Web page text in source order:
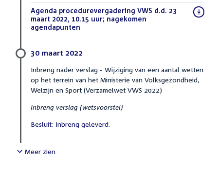
Download
bestand:
Agenda procedurevergadering VWS d.d. 23
maart 2022, 10.15 uur; nagekomen
agendapunten
30 maart 2022
Inbreng nader verslag - Wijziging van een aantal wetten
op het terrein van het Ministerie van Volksgezondheid,
Welzijn en Sport (Verzamelwet VWS 2022)
Inbreng verslag (wetsvoorstel)
Besluit: Inbreng geleverd.
Meer zien